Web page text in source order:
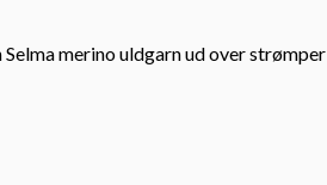
merino uldgarn ud over strømper